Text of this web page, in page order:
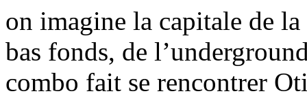
on imagine la capitale de
bas fonds, de
combo fait se rencontrer